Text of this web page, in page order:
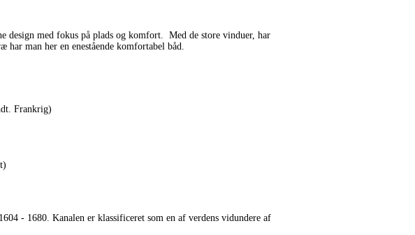
design med fokus på plads og komfort. Med de store vinduer, har
man her en enestående komfortabel båd.
Frankrig)
- 1680. Kanalen er klassificeret som en af verdens vidundere af